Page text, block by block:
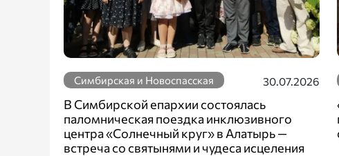
Симбирская и Новоспасская 30.07.2026
В Симбирской епархии состоялась
паломническая поездка инклюзивного
центра «Солнечный круг» в Алатырь —
встреча со святынями и чудеса исцеления